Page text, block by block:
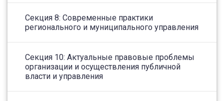
Секция 8: Современные практики
регионального и муниципального управления
Секция 10: Актуальные правовые проблемы
организации и осуществления публичной
власти и управления